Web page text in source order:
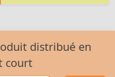
distribué en
court